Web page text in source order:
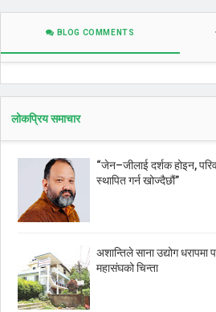
BLOG COMMENTS
लोकप्रिय समाचार
“जेन–जीलाई दर्शक होइन,
स्थापित गर्न खोज्दैछौं”
अशान्तिले साना उद्योग धरापमा
महासंघको चिन्ता